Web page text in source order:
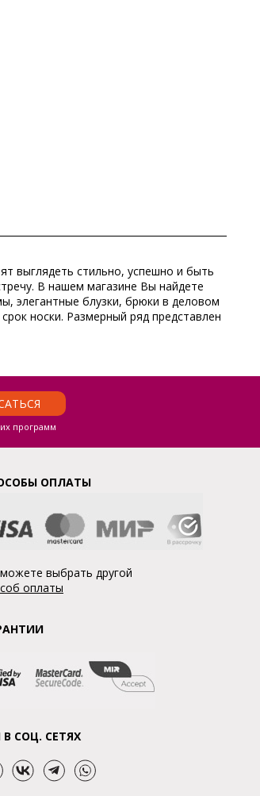
выглядеть стильно, успешно и быть
В нашем магазине Вы найдете
элегантные блузки, брюки в деловом
носки. Размерный ряд представлен
программ
ОПЛАТЫ
выбрать другой
оплаты
СОЦ. СЕТЯХ